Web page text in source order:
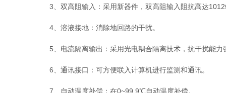
3、双高阻输入：采用新器件，双高阻输入阻抗高达
4、溶液接地：消除地回路的干扰。
5、电流隔离输出：采用光电耦合隔离技术，抗干扰能力
6、通讯接口：可方便联入计算机进行监测和通讯。
7、自动温度补偿：在0~99.9℃自动温度补偿。